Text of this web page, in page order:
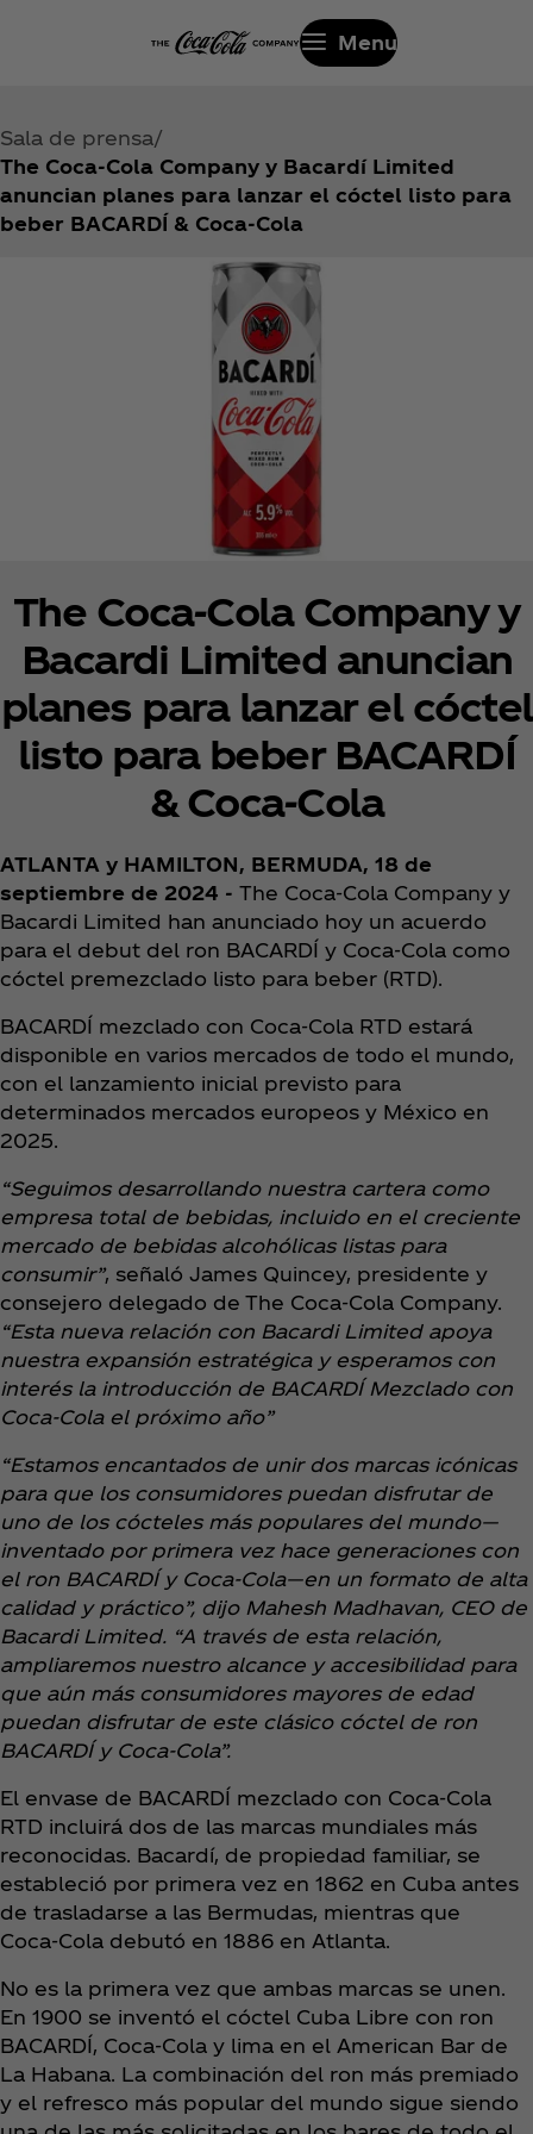
Menu
Sala de prensa
The Coca‑Cola Company y Bacardí Limited
anuncian planes para lanzar el cóctel listo para
beber BACARDÍ & Coca‑Cola
The Coca‑Cola Company y
Bacardi Limited anuncian
planes para lanzar el cóctel
listo para beber BACARDÍ
& Coca‑Cola
ATLANTA y HAMILTON, BERMUDA, 18 de
septiembre de 2024 - The Coca‑Cola Company y
Bacardi Limited han anunciado hoy un acuerdo
para el debut del ron BACARDÍ y Coca‑Cola como
cóctel premezclado listo para beber (RTD).
BACARDÍ mezclado con Coca‑Cola RTD estará
disponible en varios mercados de todo el mundo,
con el lanzamiento inicial previsto para
determinados mercados europeos y México en
2025.
“Seguimos desarrollando nuestra cartera como
empresa total de bebidas, incluido en el creciente
mercado de bebidas alcohólicas listas para
consumir”, señaló James Quincey, presidente y
consejero delegado de The Coca‑Cola Company.
“Esta nueva relación con Bacardi Limited apoya
nuestra expansión estratégica y esperamos con
interés la introducción de BACARDÍ Mezclado con
Coca‑Cola el próximo año”
“Estamos encantados de unir dos marcas icónicas
para que los consumidores puedan disfrutar de
uno de los cócteles más populares del mundo—
inventado por primera vez hace generaciones con
el ron BACARDÍ y Coca‑Cola—en un formato de alta
calidad y práctico”, dijo Mahesh Madhavan, CEO de
Bacardi Limited. “A través de esta relación,
ampliaremos nuestro alcance y accesibilidad para
que aún más consumidores mayores de edad
puedan disfrutar de este clásico cóctel de ron
BACARDÍ y Coca‑Cola”.
El envase de BACARDÍ mezclado con Coca‑Cola
RTD incluirá dos de las marcas mundiales más
reconocidas. Bacardí, de propiedad familiar, se
estableció por primera vez en 1862 en Cuba antes
de trasladarse a las Bermudas, mientras que
Coca‑Cola debutó en 1886 en Atlanta.
No es la primera vez que ambas marcas se unen.
En 1900 se inventó el cóctel Cuba Libre con ron
BACARDÍ, Coca‑Cola y lima en el American Bar de
La Habana. La combinación del ron más premiado
y el refresco más popular del mundo sigue siendo